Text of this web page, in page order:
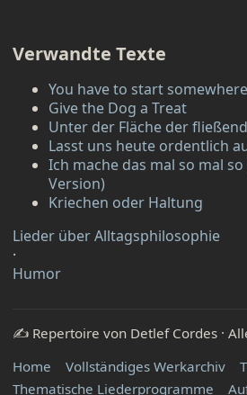
Verwandte Texte
You have to start somewhere
Give the Dog a Treat
Unter der Fläche der
Lasst uns heute ordentlich
Ich mache das mal so mal
Version)
Kriechen oder Haltung
Lieder über Alltagsphilosophie
·
Humor
✍️ Repertoire von Detlef Cordes ·
Home
Vollständiges Werkarchiv
Thematische Liederprogramme